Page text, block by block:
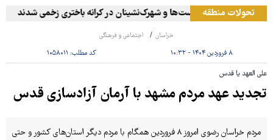
تحولات منطقه
خراسان اجتماعی و فرهنگی
۸ فروردین ۱۴۰۴ - ۱۰:۳۲ کد مطلب: ۱۰۵۸۰۱۱
علی العهد یا قدس
تجدید عهد مردم مشهد با آرمان آزادسازی قدس
مردم خراسان رضوی امروز ۸ فروردین همگام با مردم دیگر استان‌های کشور و حتی